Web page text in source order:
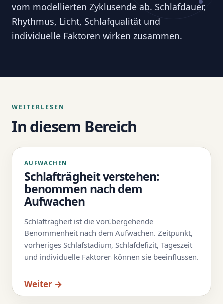
vom modellierten Zyklusende ab. Schlafdauer,
Rhythmus, Licht, Schlafqualität und
individuelle Faktoren wirken zusammen.
WEITERLESEN
In diesem Bereich
AUFWACHEN
Schlafträgheit verstehen:
benommen nach dem
Aufwachen
Schlafträgheit ist die vorübergehende
Benommenheit nach dem Aufwachen. Zeitpunkt,
vorheriges Schlafstadium, Schlafdefizit, Tageszeit
und individuelle Faktoren können sie beeinflussen.
Weiter →